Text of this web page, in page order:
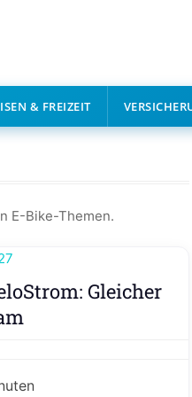
& FREIZEIT
E-Bike-Themen.
Gleicher